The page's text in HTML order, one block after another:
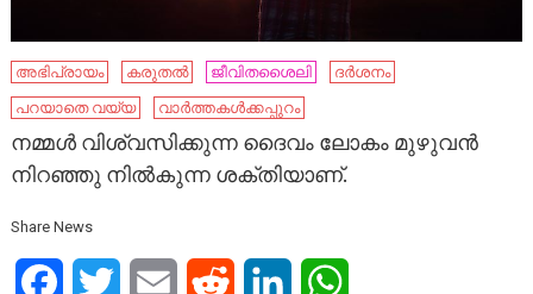
അഭിപ്രായം കരുതൽ ജീവിതശൈലി
ദർശനം
പറയാതെ വയ്യ
വാർത്തകൾക്കപ്പുറം
നമ്മൾ വിശ്വസിക്കുന്ന ദൈവം ലോകം മുഴുവൻ
നിറഞ്ഞു നിൽകുന്ന ശക്തിയാണ്.
Share News
FacebookTwitter Email Reddit LinkedIn